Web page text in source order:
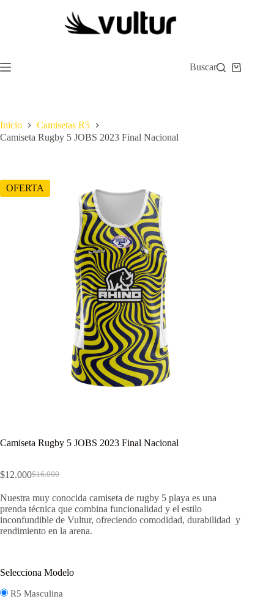
Buscar
Carro
Inicio
Camisetas R5
Camiseta Rugby 5 JOBS 2023 Final Nacional
OFERTA
Camiseta Rugby 5 JOBS 2023 Final Nacional
$16.000
El
original
era:
$16.000.
$12.000El
actual
es:
$12.000.
Nuestra muy conocida camiseta de rugby 5 playa es una
prenda técnica que combina funcionalidad y el estilo
inconfundible de Vultur, ofreciendo comodidad, durabilidad y
rendimiento en la arena.
Selecciona Modelo
R5 Masculina